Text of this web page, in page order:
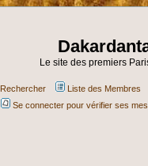
Le site des premiers
Rechercher Liste des Membres
Se connecter pour vérifier ses